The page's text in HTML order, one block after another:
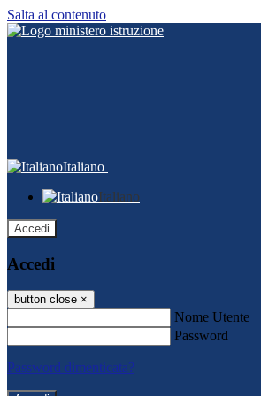
Salta al contenuto
Italiano
Italiano
Accedi
Accedi
button close ×
Nome Utente
Password
Password dimenticata?